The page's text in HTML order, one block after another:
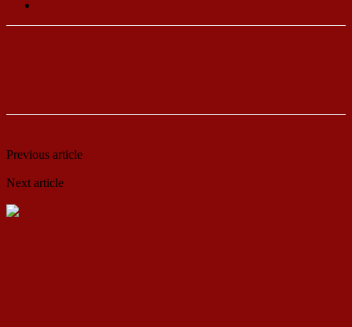
Previous article
Next article